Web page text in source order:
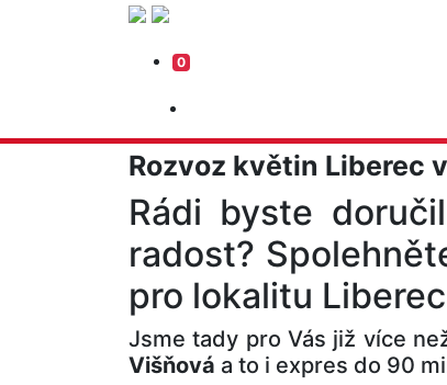
0
Rozvoz květin Liberec
Rádi byste
radost?
pro lokalitu
Jsme tady pro Vás již více
Višňová a to i expres do 90